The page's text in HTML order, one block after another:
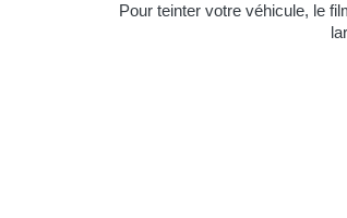
Pour teinter votre véhicule, le